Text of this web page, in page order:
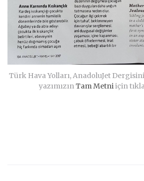
Türk Hava Yolları, AnadoluJet
yazımızınTam Metniiçin